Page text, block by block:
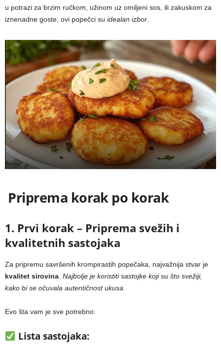
u potrazi za brzim ručkom, užinom uz omiljeni sos, ili zakuskom za
iznenadne goste, ovi popečci su idealan izbor
Priprema korak po korak
1. Prvi korak – Priprema svežih i
kvalitetnih sastojaka
Za pripremu savršenih krompirastih popečaka, najvažnija stvar je
kvalitet sirovina Najbolje je koristiti sastojke koji su što svežiji,
kako bi se očuvala autentičnost ukusa.
Evo šta vam je sve potrebno:
Lista sastojaka: